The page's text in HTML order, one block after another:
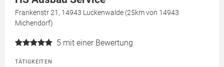
Frankenstr 21, 14943 Luckenwalde (25km von 14943
Michendorf)
5 mit einer Bewertung
TÄTIGKEITEN